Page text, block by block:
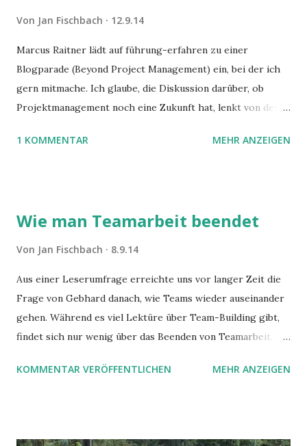
Von Jan Fischbach 12.9.14
Marcus Raitner lädt auf führung-erfahren zu einer
Blogparade (Beyond Project Management) ein, bei der ich
gern mitmache. Ich glaube, die Diskussion darüber, ob
Projektmanagement noch eine Zukunft hat, lenkt von den
1 KOMMENTAR MEHR ANZEIGEN
Wie man Teamarbeit beendet
Von Jan Fischbach 8.9.14
Aus einer Leserumfrage erreichte uns vor langer Zeit die
Frage von Gebhard danach, wie Teams wieder auseinander
gehen. Während es viel Lektüre über Team-Building gibt,
findet sich nur wenig über das Beenden von Teamarbeit.
KOMMENTAR VERÖFFENTLICHEN MEHR ANZEIGEN